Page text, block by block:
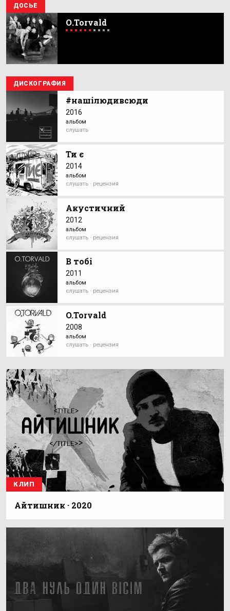
ДОСЬЕ
О.Torvald
ДИСКОГРАФИЯ
#нашілюдивсюди
2016
альбом
слушать
Ти є
2014
альбом
слушать · рецензия
Акустичний
2012
альбом
слушать · рецензия
В тобі
2011
альбом
слушать · рецензия
O.Torvald
2008
альбом
слушать · рецензия
КЛИП
Айтишник · 2020